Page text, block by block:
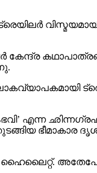
എന്ന ഛിന്നഗ്രഹം,
ഭീമാകാര
ഹൈലൈറ്റ്.